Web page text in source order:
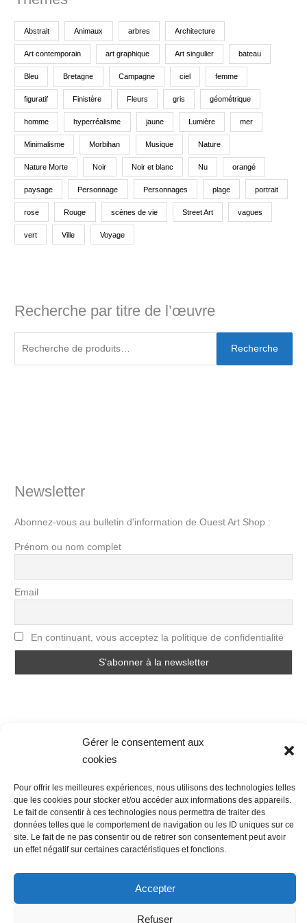
Gérer le consentement aux
cookies
Pour offrir les meilleures expériences, nous utilisons des technologies telles
que les cookies pour stocker et/ou accéder aux informations des appareils.
Le fait de consentir à ces technologies nous permettra de traiter des
données telles que le comportement de navigation ou les ID uniques sur ce
site. Le fait de ne pas consentir ou de retirer son consentement peut avoir
un effet négatif sur certaines caractéristiques et fonctions.
Accepter
Refuser
Abstrait Animaux arbres Architecture
Art contemporain art graphique Art singulier bateau
Bleu Bretagne Campagne ciel femme
figuratif Finistère Fleurs gris géométrique
homme hyperréalisme jaune Lumière mer
Minimalisme Morbihan Musique Nature
Nature Morte Noir Noir et blanc Nu orangé
paysage Personnage Personnages plage portrait
rose Rouge scènes de vie Street Art vagues
vert Ville Voyage
Recherche par titre de l’œuvre
Recherche
Newsletter
Abonnez-vous au bulletin d'information de Ouest Art Shop :
Prénom ou nom complet
Email
En continuant, vous acceptez la politique de confidentialité
Politique de confidentialité
Mentions légales
Mon compte
Mot de passe perdu
Newsletter Politique de cookies (UE)